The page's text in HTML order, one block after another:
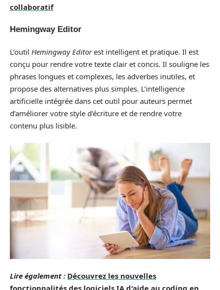
collaboratif
Hemingway Editor
L’outil Hemingway Editorest intelligent et pratique. Il est
conçu pour rendre votre texte clair et concis. Il souligne les
phrases longues et complexes, les adverbes inutiles, et
propose des alternatives plus simples. L’intelligence
artificielle intégrée dans cet outil pour auteurs permet
d’améliorer votre style d’écriture et de rendre votre
contenu plus lisible.
Lire également : Découvrez les nouvelles